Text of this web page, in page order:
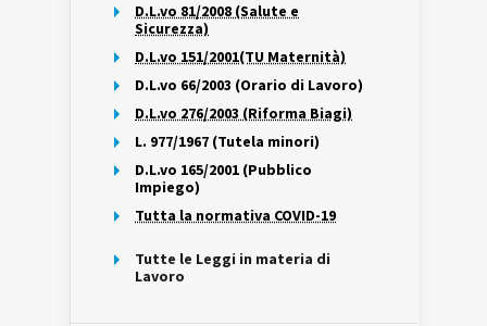
D.L.vo 81/2008 (Salute e
Sicurezza)
D.L.vo 151/2001(TU Maternità)
D.L.vo 66/2003 (Orario di Lavoro)
D.L.vo 276/2003 (Riforma Biagi)
L. 977/1967 (Tutela minori)
D.L.vo 165/2001 (Pubblico
Impiego)
Tutta la normativa COVID-19
Tutte le Leggi in materia di
Lavoro